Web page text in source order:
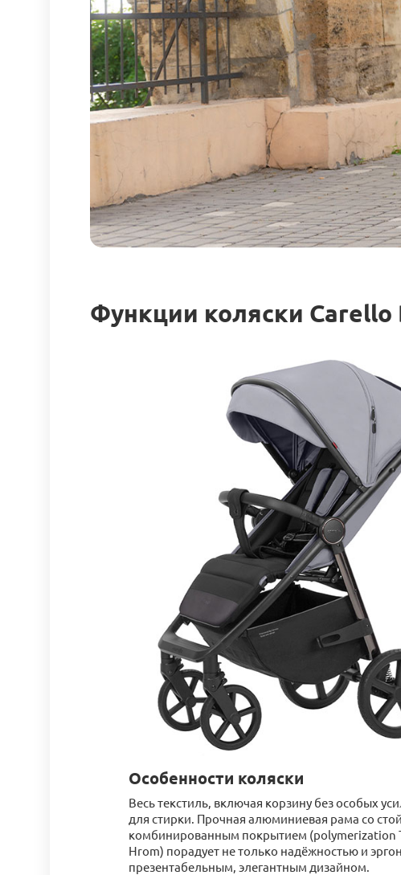
Функции коляски Carello
Особенности коляски
Весь текстиль, включая корзину без особых
для стирки. Прочная алюминиевая рама со
комбинированным покрытием (polymerization
Hrom) порадует не только надёжностью и
презентабельным, элегантным дизайном.